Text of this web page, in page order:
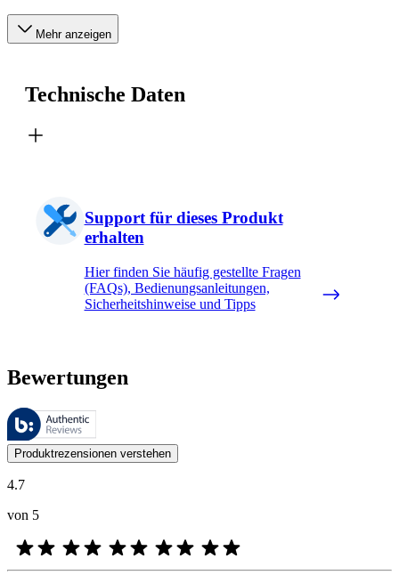
Mehr anzeigen
Technische Daten
Support für dieses Produkt
erhalten
Hier finden Sie häufig gestellte Fragen
(FAQs), Bedienungsanleitungen,
Sicherheitshinweise und Tipps
Bewertungen
Diese Bewertungen werden von Bazaarvoice verwaltet und
Kundenmeinungen in Form von Produkt- und Sternebewertungen
Produktrezensionen verstehen
4.7
von 5